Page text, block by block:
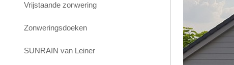
Vrijstaande zonwering
Zonweringsdoeken
SUNRAIN van Leiner